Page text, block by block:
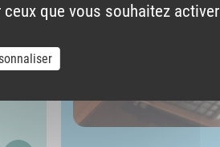
que vous souhaitez activer